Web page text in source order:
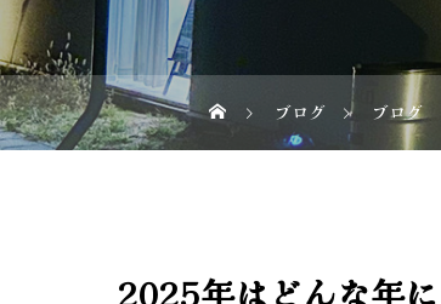
ブログ ブログ
2025年はどんな年に